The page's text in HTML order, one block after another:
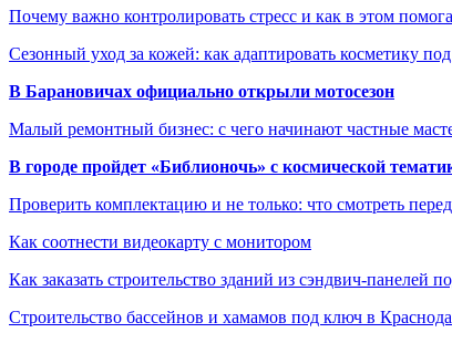
Почему важно контролировать стресс и как в этом
Сезонный уход за кожей: как адаптировать косметику
В Барановичах официально открыли мотосезон
Малый ремонтный бизнес: с чего начинают частные
В городе пройдет «Библионочь» с космической
Проверить комплектацию и не только: что смотреть
Как соотнести видеокарту с монитором
Как заказать строительство зданий из сэндвич-панелей
Строительство бассейнов и хамамов под ключ в